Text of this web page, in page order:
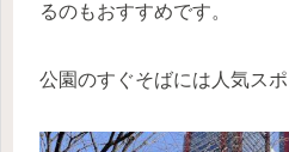
るのもおすすめです。
公園のすぐそばには人気ス